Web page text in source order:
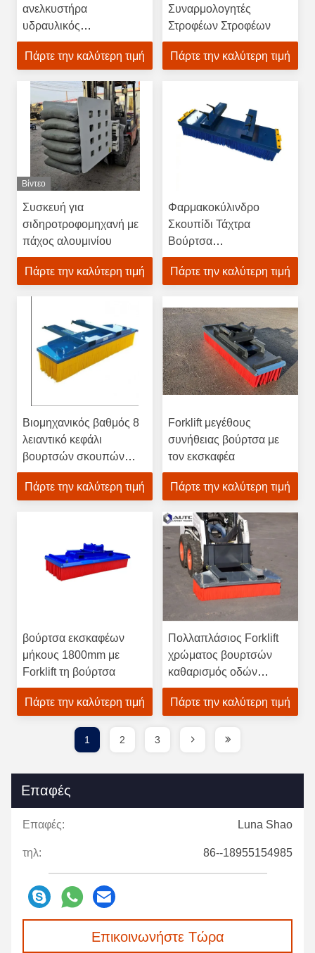
ανελκυστήρα
υδραυλικός
περιστροφέας παλέτας
περιστροφής 360
Πάρτε την καλύτερη τιμή
Συναρμολογητές
Στροφέων Στροφέων
Πάρτε την καλύτερη τιμή
Βίντεο
Συσκευή για
σιδηροτροφομηχανή με
πάχος αλουμινίου
Πάρτε την καλύτερη τιμή
Φαρμακοκύλινδρο
Σκουπίδι Τάχτρα
Βούρτσα
Φαρμακοκύλινδρο
Συνδέσμη Σκουπίδι
Πάρτε την καλύτερη τιμή
Βιομηχανικός βαθμός 8
λειαντικό κεφάλι
βουρτσών σκουπών
ώθησης ινών σειρών
Πάρτε την καλύτερη τιμή
Forklift μεγέθους
συνήθειας βούρτσα με
τον εκσκαφέα
Πάρτε την καλύτερη τιμή
βούρτσα εκσκαφέων
μήκους 1800mm με
Forklift τη βούρτσα
Πάρτε την καλύτερη τιμή
Πολλαπλάσιος Forklift
χρώματος βουρτσών
καθαρισμός οδών
σκληρών τριχών
οχημάτων αποκομιδής
νάυλον
Πάρτε την καλύτερη τιμή
1 2 3
Επαφές
Επαφές: Luna Shao
τηλ: 86--18955154985
Επικοινωνήστε Τώρα